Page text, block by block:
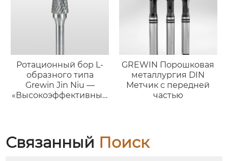
Ротационный бор L-
образного типа
Grewin Jin Niu —
«Высокоэффективный
GREWIN Порошковая
металлургия DIN
Метчик с передней
частью
Связанный Поиск